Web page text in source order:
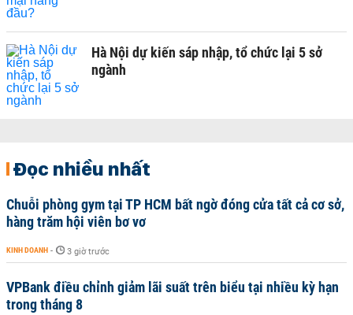
Hà Nội dự kiến sáp nhập, tổ chức lại 5 sở
ngành
Đọc nhiều nhất
Chuỗi phòng gym tại TP HCM bất ngờ đóng cửa tất cả cơ sở,
hàng trăm hội viên bơ vơ
KINH DOANH - 3 giờ trước
VPBank điều chỉnh giảm lãi suất trên biểu tại nhiều kỳ hạn
trong tháng 8